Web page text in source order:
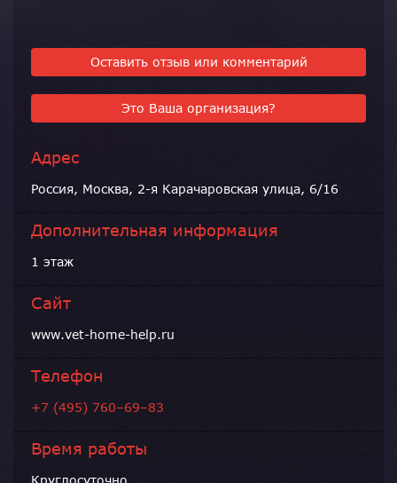
Оставить отзыв или комментарий
Это Ваша организация?
Адрес
Россия, Москва, 2-я Карачаровская улица, 6/16
Дополнительная информация
1 этаж
Сайт
www.vet-home-help.ru
Телефон
+7 (495) 760–69–83
Время работы